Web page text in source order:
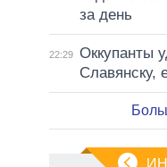
за день
22:29 Оккупанты
Славянску,